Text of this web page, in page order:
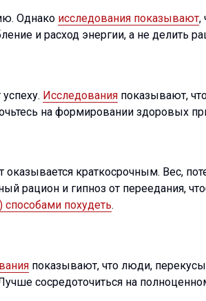
Однако исследования показывают,
и расход энергии, а не делить
Исследования показывают,
на формировании здоровых
краткосрочным. Вес,
рацион и гипноз от
похудеть.
показывают, что люди,
сосредоточиться на